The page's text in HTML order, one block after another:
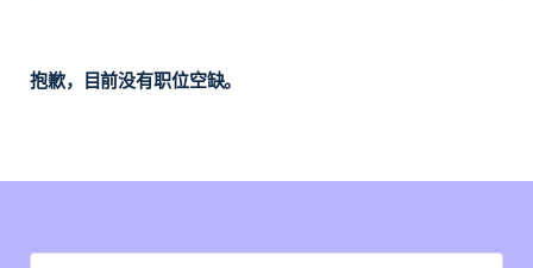
抱歉，目前没有职位空缺。